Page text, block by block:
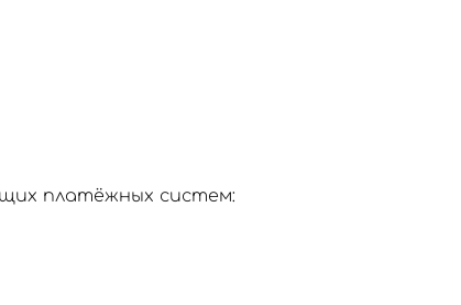
платёжных систем: